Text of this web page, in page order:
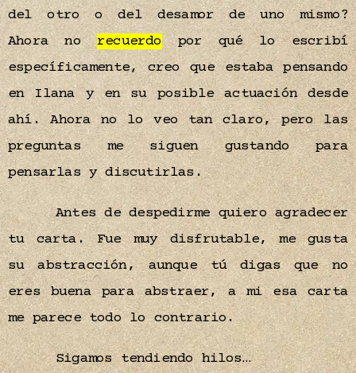
del otro o del desamor de uno mismo?
Ahora norecuerdopor qué lo escribí
específicamente, creo que estaba pensando
en Ilana y en su posible actuación desde
ahí. Ahora no lo veo tan claro, pero las
preguntas me siguen gustando para
pensarlas y discutirlas.
Antes de despedirme quiero agradecer
tu carta. Fue muy disfrutable, me gusta
su abstracción, aunque tú digas que no
eres buena para abstraer, a mi esa carta
me parece todo lo contrario.
Sigamos tendiendo hilos…